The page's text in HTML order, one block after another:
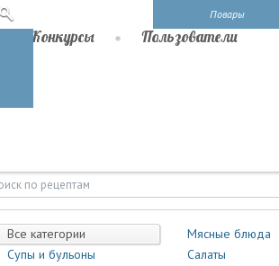
Повары
Конкурсы Пользователи
| Повары.ру
Все категории
Мясные блюда
Супы и бульоны
Салаты